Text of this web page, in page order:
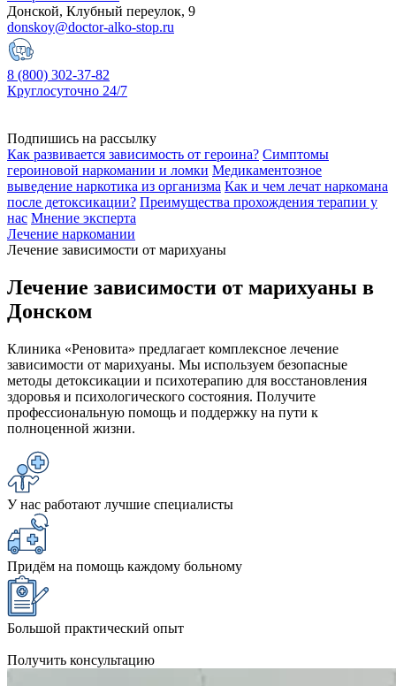
Донской, Клубный переулок, 9
donskoy@doctor-alko-stop.ru
8 (800) 302-37-82
Круглосуточно 24/7
Подпишись на рассылку
Как развивается зависимость от героина? Симптомы
героиновой наркомании и ломки Медикаментозное
выведение наркотика из организма Как и чем лечат наркомана
после детоксикации? Преимущества прохождения терапии у
нас Мнение эксперта
Лечение наркомании
Лечение зависимости от марихуаны
Лечение зависимости от марихуаны в
Донском
Клиника «Реновита» предлагает комплексное лечение
зависимости от марихуаны. Мы используем безопасные
методы детоксикации и психотерапию для восстановления
здоровья и психологического состояния. Получите
профессиональную помощь и поддержку на пути к
полноценной жизни.
У нас работают лучшие специалисты
Придём на помощь каждому больному
Большой практический опыт
Получить консультацию